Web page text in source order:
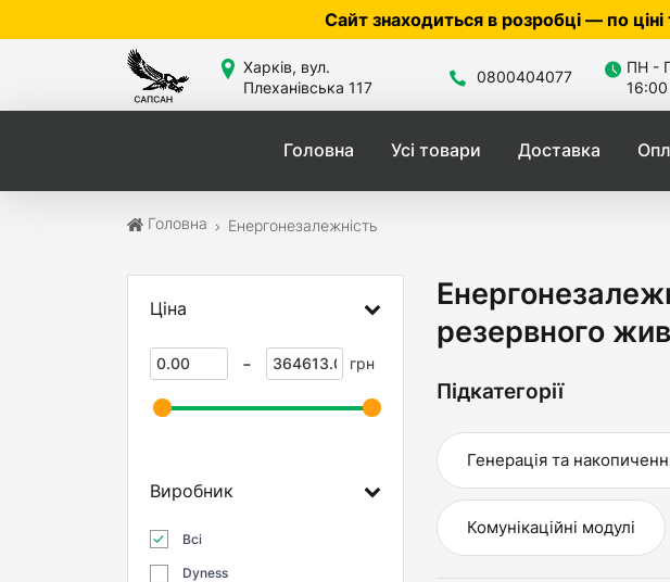
Сайт знаходиться в розробці — по ціні та наявності
Харків, вул.
Плеханівська 117
0800404077
ПН -
16:00
Головна Усі товари Доставка
Головна Енергонезалежність
Ціна
- грн
Виробник
Всі
Dyness
резервного
Підкатегорії
Генерація та
Комунікаційні модулі